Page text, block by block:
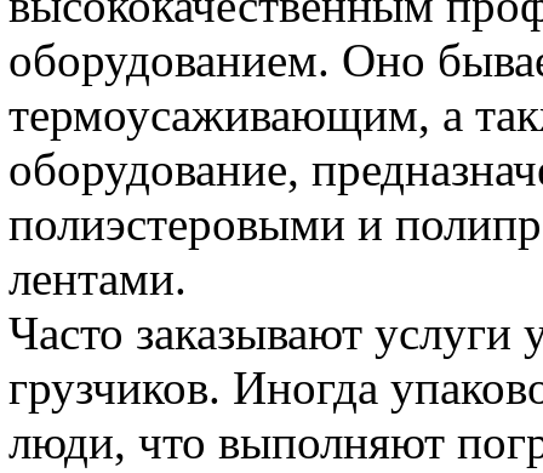
оборудованием. Оно
термоусаживающим, а
оборудование,
полиэстеровыми и
лентами.
Часто заказывают услуги
грузчиков. Иногда
люди, что выполняют